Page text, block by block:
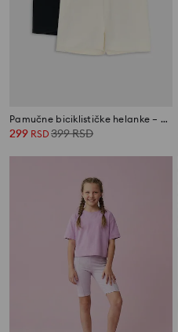
Pamučne biciklističke helanke – pakovanje 2 kom
299 RSD 399RSD